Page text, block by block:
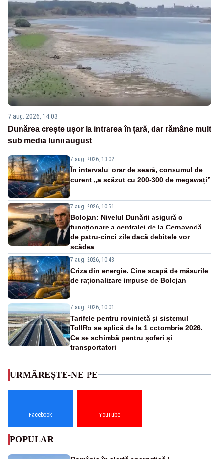
7 aug. 2026, 14:03
Dunărea crește ușor la intrarea în țară, dar rămâne mult
sub media lunii august
7 aug. 2026, 13:02
În intervalul orar de seară, consumul de
curent „a scăzut cu 200-300 de megawați”
7 aug. 2026, 10:51
Bolojan: Nivelul Dunării asigură o
funcționare a centralei de la Cernavodă
de patru-cinci zile dacă debitele vor
scădea
7 aug. 2026, 10:43
Criza din energie. Cine scapă de măsurile
de raționalizare impuse de Bolojan
7 aug. 2026, 10:01
Tarifele pentru rovinietă și sistemul
TollRo se aplică de la 1 octombrie 2026.
Ce se schimbă pentru șoferi și
transportatori
URMĂREȘTE-NE PE
Facebook YouTube
POPULAR